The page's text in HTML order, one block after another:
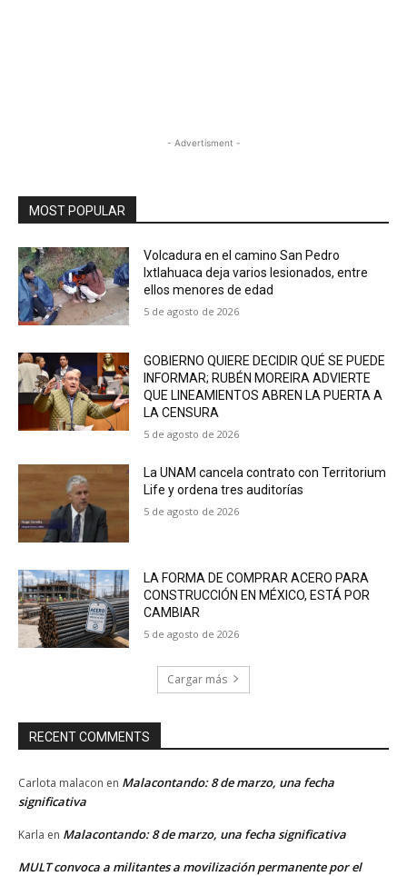
- Advertisment -
MOST POPULAR
Volcadura en el camino San Pedro
Ixtlahuaca deja varios lesionados, entre
ellos menores de edad
5 de agosto de 2026
GOBIERNO QUIERE DECIDIR QUÉ SE PUEDE
INFORMAR; RUBÉN MOREIRA ADVIERTE
QUE LINEAMIENTOS ABREN LA PUERTA A
LA CENSURA
5 de agosto de 2026
La UNAM cancela contrato con Territorium
Life y ordena tres auditorías
5 de agosto de 2026
LA FORMA DE COMPRAR ACERO PARA
CONSTRUCCIÓN EN MÉXICO, ESTÁ POR
CAMBIAR
5 de agosto de 2026
Cargar más
RECENT COMMENTS
Carlota malacon en Malacontando: 8 de marzo, una fecha
significativa
Karla en Malacontando: 8 de marzo, una fecha significativa
MULT convoca a militantes a movilización permanente por el